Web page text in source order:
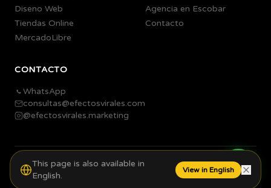
Diseno Web
Tiendas Online
MercadoLibre
Agencia en Escobar
Contacto
CONTACTO
WhatsApp
consultas@efectosvirales.com
@efectosvirales.marketing
©2026Efectos Virales.Todos los derechos reservados.
Agencia de Marketing Digital en Escobar, Buenos Aires
This page is also available in
English.
View in English